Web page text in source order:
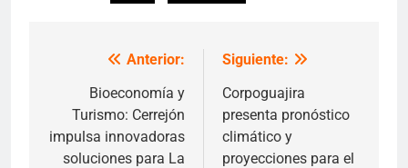
Navegación
entradas
Anterior:
Bioeconomía y
Turismo: Cerrejón
impulsa innovadoras
soluciones para La
Siguiente:
Corpoguajira
presenta pronóstico
climático y
proyecciones para el